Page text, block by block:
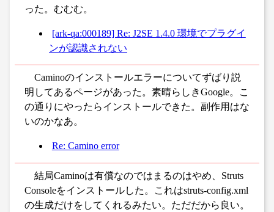
った。むむむ。
[ark-qa:000189] Re: J2SE 1.4.0 環境でプラグイ
ンが認識されない
Caminoのインストールエラーについてずばり説
明してあるページがあった。素晴らしきGoogle。こ
の通りにやったらインストールできた。副作用はな
いのかなあ。
Re: Camino error
結局Caminoは有償なのではまるのはやめ、Struts
Consoleをインストールした。これはstruts-config.xml
の生成だけをしてくれるみたい。ただだから良い。